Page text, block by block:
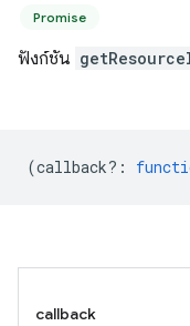
Promise
ฟังก์ชัน
(callback? :
callback